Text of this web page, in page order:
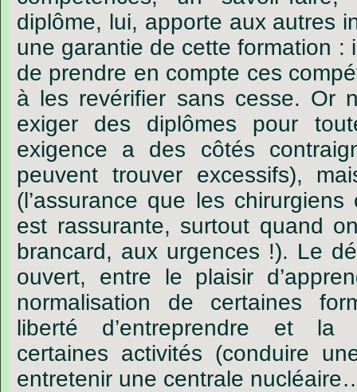
diplôme, lui, apporte aux autres
une garantie de cette formation :
de prendre en compte ces
à les revérifier sans cesse. Or
exiger
des diplômes pour
exigence
a des côtés
peuvent trouver excessifs),
(l’assurance que les chirurgiens
est rassurante, surtout quand
brancard, aux urgences !). Le
ouvert,
entre le plaisir d’
normalisation
de certaines
liberté
d’entreprendre et
la
certaines activités (conduire
entretenir une centrale nucléaire